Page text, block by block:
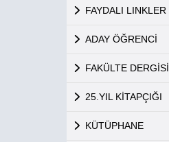
FAYDALI LINKLER
ADAY ÖĞRENCİ
FAKÜLTE DERGİSİ
25.YIL KİTAPÇIĞI
KÜTÜPHANE